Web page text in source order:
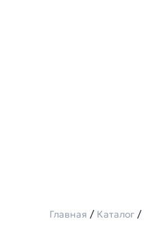
Главная / Каталог /